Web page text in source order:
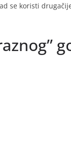
se koristi